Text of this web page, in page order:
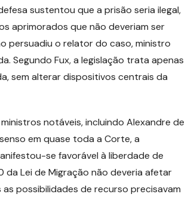
sustentou que a prisão seria ilegal,
aprimorados que não deveriam ser
persuadiu o relator do caso, ministro
Segundo Fux, a legislação trata apenas
sem alterar dispositivos centrais da
notáveis, incluindo Alexandre de
em quase toda a Corte, a
se favorável à liberdade de
Lei de Migração não deveria afetar
possibilidades de recurso precisavam